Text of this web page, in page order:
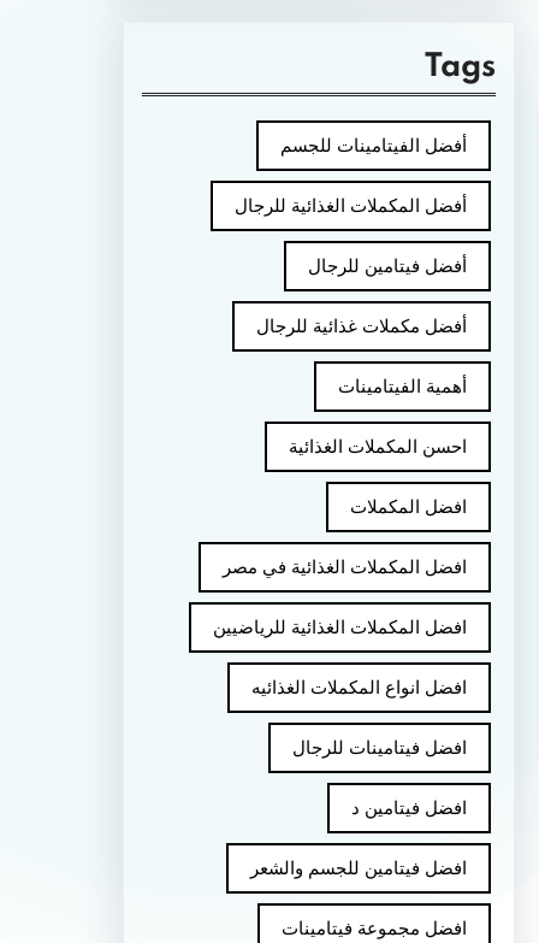
Tags
أفضل الفيتامينات للجسم
أفضل المكملات الغذائية للرجال
أفضل فيتامين للرجال
أفضل مكملات غذائية للرجال
أهمية الفيتامينات
احسن المكملات الغذائية
افضل المكملات
افضل المكملات الغذائية في مصر
افضل المكملات الغذائية للرياضيين
افضل انواع المكملات الغذائيه
افضل فيتامينات للرجال
افضل فيتامين د
افضل فيتامين للجسم والشعر
افضل مجموعة فيتامينات